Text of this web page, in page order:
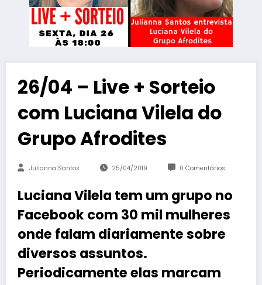
26/04 – Live + Sorteio
com Luciana Vilela do
Grupo Afrodites
Julianna Santos 25/04/2019 0 Comentários
Luciana Vilela tem um grupo no
Facebook com 30 mil mulheres
onde falam diariamente sobre
diversos assuntos.
Periodicamente elas marcam